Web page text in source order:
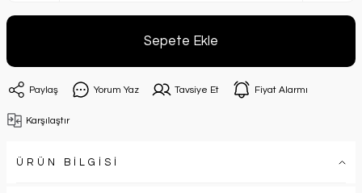
Sepete Ekle
Paylaş Yorum Yaz Tavsiye Et Fiyat Alarmı
Karşılaştır
ÜRÜN BİLGİSİ